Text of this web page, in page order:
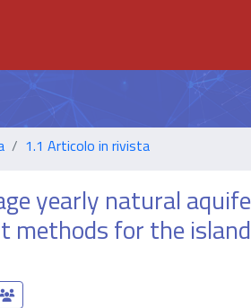
1.1 Articolo in rivista
yearly natural
methods for the